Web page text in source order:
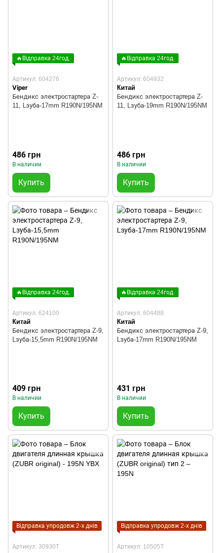
🔥Відправка 24год.
Артикул: 604276
Viper
Бендикс электростартера Z-
11, Lзуба-17mm R190N/195NM
486 грн
В наличии
Купить
🔥Відправка 24год.
Артикул: 604932
Китай
Бендикс электростартера Z-
11, Lзуба-19mm R190N/195NM
486 грн
В наличии
Купить
🔥Відправка 24год.
Артикул: 624100
Китай
Бендикс электростартера Z-9,
Lзуба-15,5mm R190N/195NM
409 грн
В наличии
Купить
🔥Відправка 24год.
Артикул: 604488
Китай
Бендикс электростартера Z-9,
Lзуба-17mm R190N/195NM
431 грн
В наличии
Купить
Відправка упродовж 2-х днів
Артикул: 30930T
Відправка упродовж 2-х днів
Артикул: 10505T